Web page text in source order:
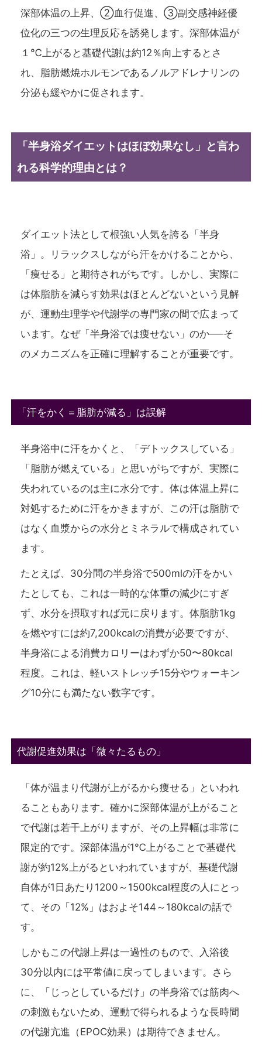
深部体温の上昇、②血行促進、③副交感神経優
位化の三つの生理反応を誘発します。深部体温が
１℃上がると基礎代謝は約12％向上するとさ
れ、脂肪燃焼ホルモンであるノルアドレナリンの
分泌も緩やかに促されます。
「半身浴ダイエットはほぼ効果なし」と言わ
れる科学的理由とは？
ダイエット法として根強い人気を誇る「半身
浴」。リラックスしながら汗をかけることから、
「痩せる」と期待されがちです。しかし、実際に
は体脂肪を減らす効果はほとんどないという見解
が、運動生理学や代謝学の専門家の間で広まって
います。なぜ「半身浴では痩せない」のか──そ
のメカニズムを正確に理解することが重要です。
「汗をかく＝脂肪が減る」は誤解
半身浴中に汗をかくと、「デトックスしている」
「脂肪が燃えている」と思いがちですが、実際に
失われているのは主に水分です。体は体温上昇に
対処するために汗をかきますが、この汗は脂肪で
はなく血漿からの水分とミネラルで構成されてい
ます。
たとえば、30分間の半身浴で500mlの汗をかい
たとしても、これは一時的な体重の減少にすぎ
ず、水分を摂取すれば元に戻ります。体脂肪1kg
を燃やすには約7,200kcalの消費が必要ですが、
半身浴による消費カロリーはわずか50〜80kcal
程度。これは、軽いストレッチ15分やウォーキン
グ10分にも満たない数字です。
代謝促進効果は「微々たるもの」
「体が温まり代謝が上がるから痩せる」といわれ
ることもあります。確かに深部体温が上がること
で代謝は若干上がりますが、その上昇幅は非常に
限定的です。深部体温が1℃上がることで基礎代
謝が約12%上がるといわれていますが、基礎代謝
自体が1日あたり1200～1500kcal程度の人にとっ
て、その「12%」はおよそ144～180kcalの話で
す。
しかもこの代謝上昇は一過性のもので、入浴後
30分以内には平常値に戻ってしまいます。さら
に、「じっとしているだけ」の半身浴では筋肉へ
の刺激もないため、運動で得られるような長時間
の代謝亢進（EPOC効果）は期待できません。